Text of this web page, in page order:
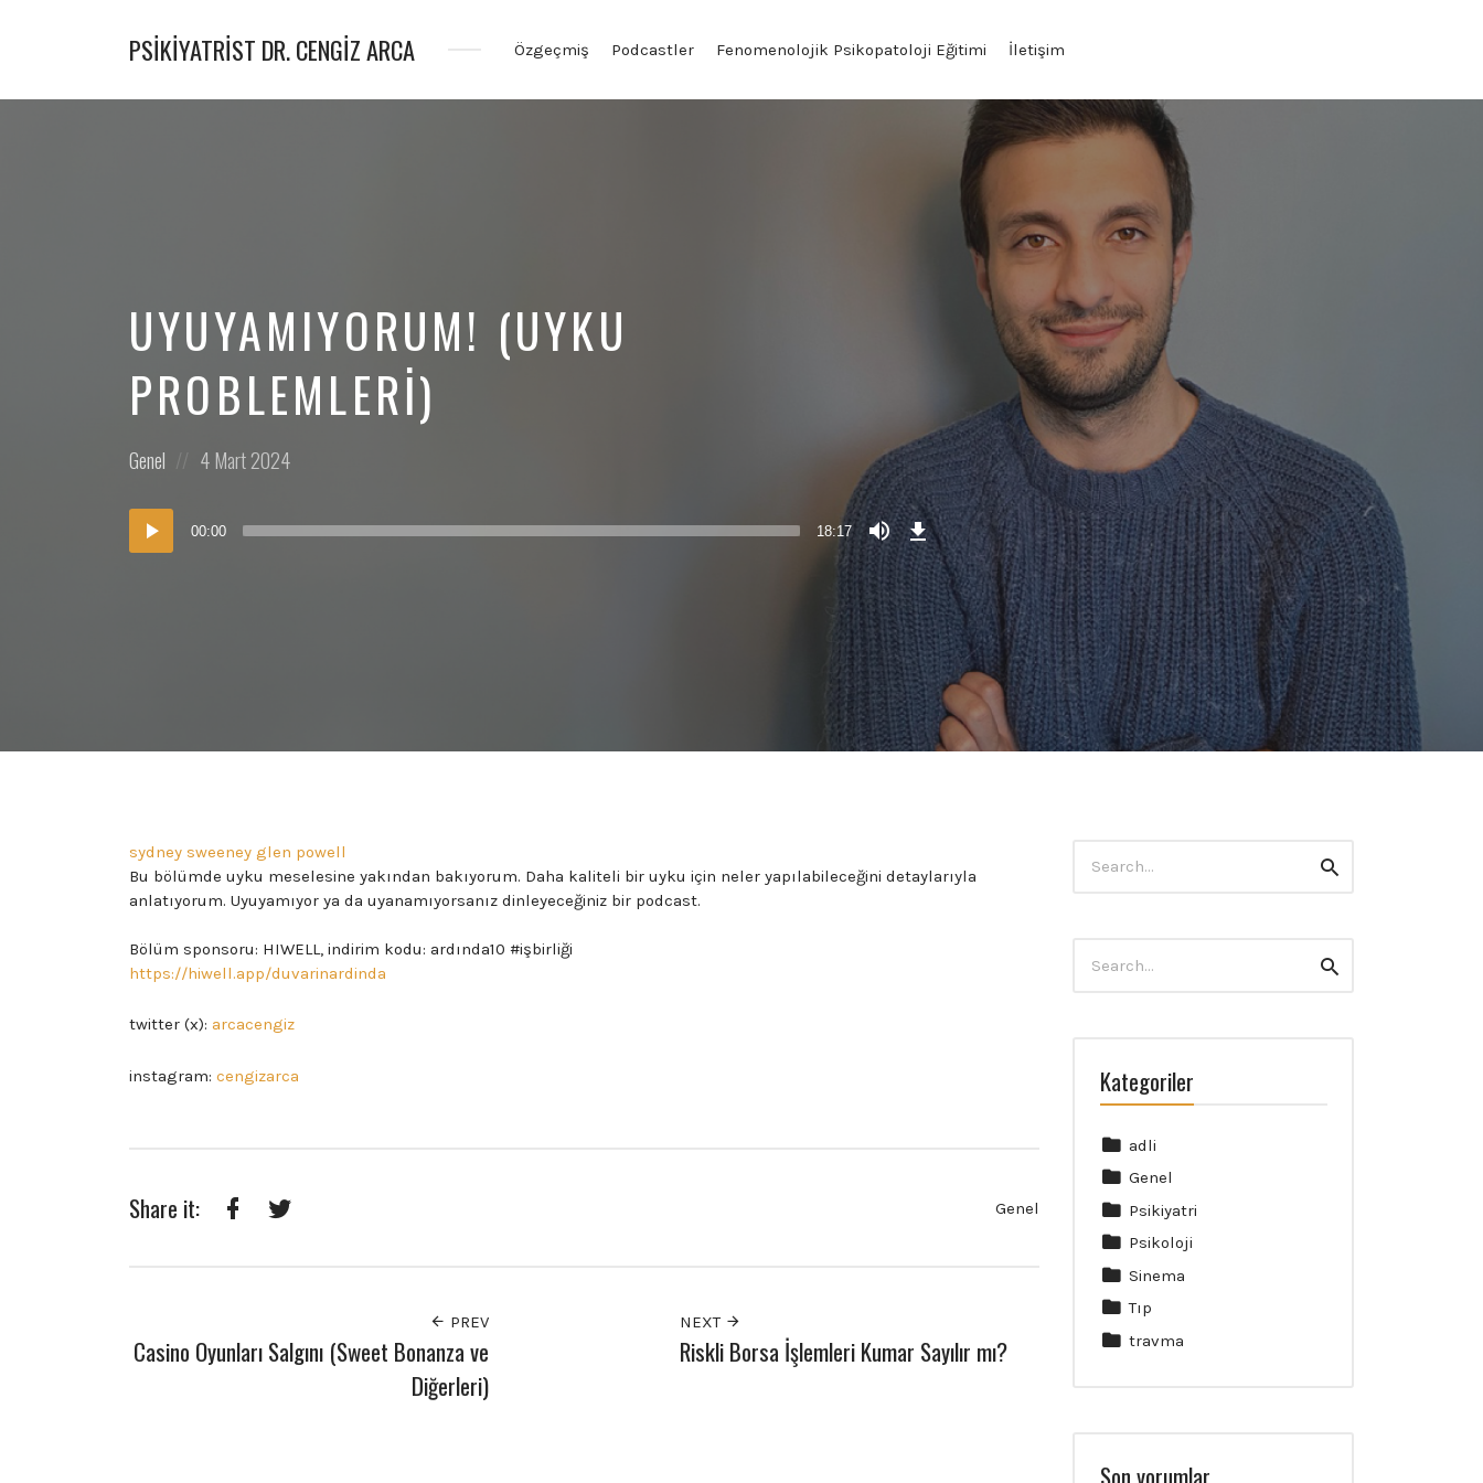
PSIKIYATRIST DR. CENGIZ ARCA
&
Özgeçmiş Podcastler Fenomenolojik Psikopatoloji Eğitimi İletişim
UYUYAMIYORUM! (UYKU
PROBLEMLERI)
Posted
Genel
Posted
4 Mart 2024
Ses
oynatıcı
00:00 18:17
Download
Episode
(34,8
MB)
sydney sweeney glen powell
Bu bölümde uyku meselesine yakından bakıyorum. Daha kaliteli bir uyku için neler yapılabileceğini detaylarıyla
anlatıyorum. Uyuyamıyor ya da uyanamıyorsanız dinleyeceğiniz bir podcast.
Bölüm sponsoru: HIWELL, indirim kodu: ardında10 #işbirliği
https://hiwell.app/duvarinardinda
twitter (x): arcacengiz
instagram: cengizarca
Share it: Genel
PREV
Casino Oyunları Salgını (Sweet Bonanza ve
Diğerleri)
NEXT
Riskli Borsa İşlemleri Kumar Sayılır mı?
for:
Search
for:
Search
Kategoriler
adli
Genel
Psikiyatri
Psikoloji
Sinema
Tıp
travma